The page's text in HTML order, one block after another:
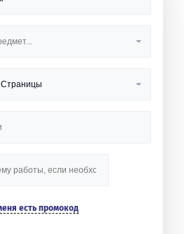
есть промокод